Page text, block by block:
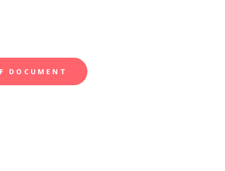
DOCUMENT